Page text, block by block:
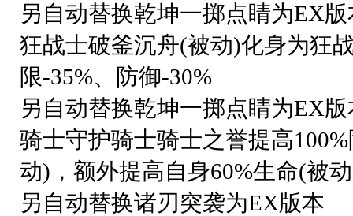
另自动替换乾坤一掷点睛为EX版
狂战士破釜沉舟(被动)化身为狂
限-35%、防御-30%
另自动替换乾坤一掷点睛为EX版
骑士守护骑士骑士之誉提高
动)，额外提高自身60%生命(被
另自动替换诸刃突袭为EX版本